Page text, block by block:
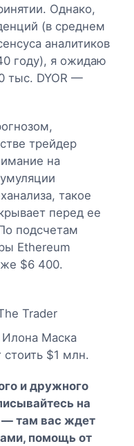
Однако,
(в среднем
аналитиков
году), я ожидаю
тыс. DYOR —
трейдер
на
такое
перед ее
подсчетам
Ethereum
$6 400.
Trader
Маска
стоить $1 млн.
и дружного
на
— там вас ждет
помощь от